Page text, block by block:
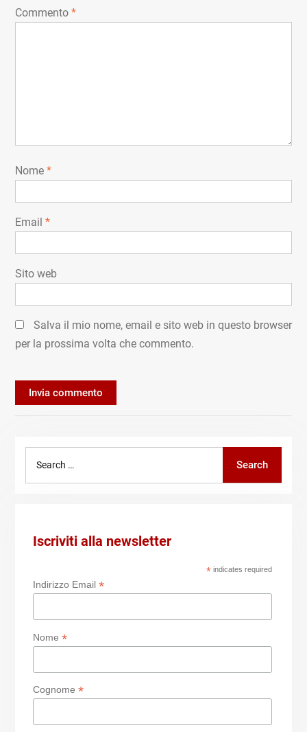
Commento *
Nome *
Email *
Sito web
Salva il mio nome, email e sito web in questo browser
per la prossima volta che commento.
Search
Iscriviti alla newsletter
*indicates required
Indirizzo Email *
Nome *
Cognome *